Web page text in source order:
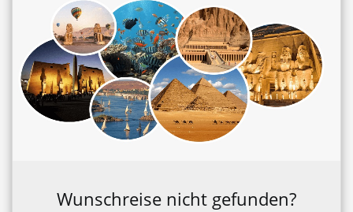
Wunschreise nicht gefunden?